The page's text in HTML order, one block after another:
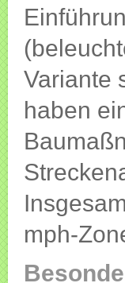
Variante
haben
mph-